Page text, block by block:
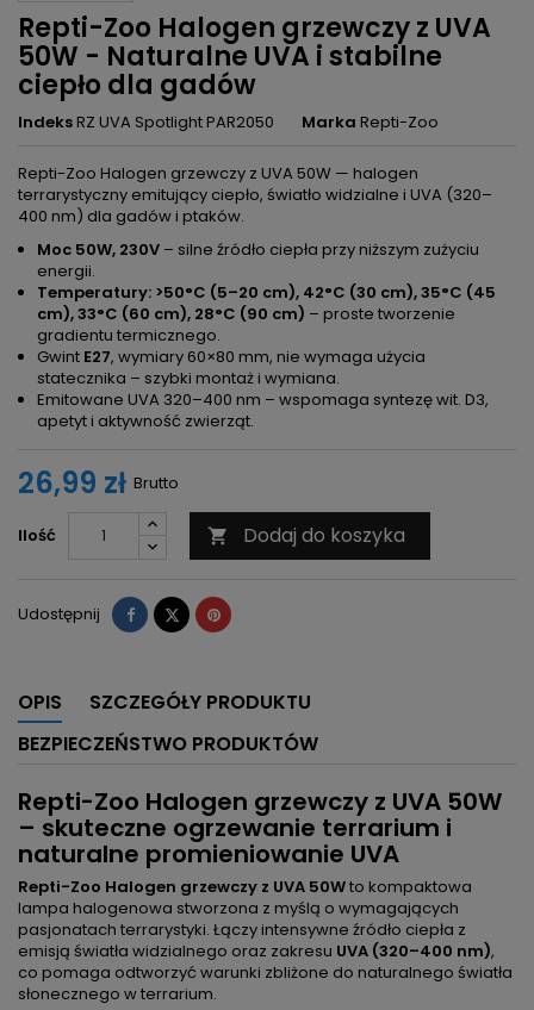
Repti-Zoo Halogen grzewczy z UVA
50W - Naturalne UVA i stabilne
ciepło dla gadów
IndeksRZ UVA Spotlight PAR2050 Marka Repti-Zoo
Repti-Zoo Halogen grzewczy z UVA 50W — halogen
terrarystyczny emitujący ciepło, światło widzialne i UVA (320–
400 nm) dla gadów i ptaków.
Moc 50W, 230V – silne źródło ciepła przy niższym zużyciu
energii.
Temperatury: >50°C (5–20 cm), 42°C (30 cm), 35°C (45
cm), 33°C (60 cm), 28°C (90 cm) – proste tworzenie
gradientu termicznego.
Gwint E27, wymiary 60×80 mm, nie wymaga użycia
statecznika – szybki montaż i wymiana.
Emitowane UVA 320–400 nm – wspomaga syntezę wit. D3,
apetyt i aktywność zwierząt.
26,99 zł Brutto
Ilość  Dodaj do koszyka
Udostępnij Udostępnij
TweetujPinterest
OPIS
SZCZEGÓŁY PRODUKTU
BEZPIECZEŃSTWO PRODUKTÓW
Repti-Zoo Halogen grzewczy z UVA 50W
– skuteczne ogrzewanie terrarium i
naturalne promieniowanie UVA
Repti-Zoo Halogen grzewczy z UVA 50Wto kompaktowa
lampa halogenowa stworzona z myślą o wymagających
pasjonatach terrarystyki. Łączy intensywne źródło ciepła z
emisją światła widzialnego oraz zakresu UVA (320–400 nm),
co pomaga odtworzyć warunki zbliżone do naturalnego światła
słonecznego w terrarium.